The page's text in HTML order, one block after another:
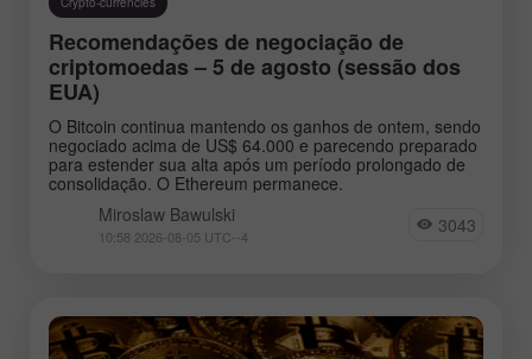
Recomendações de negociação de
criptomoedas – 5 de agosto (sessão dos
EUA)
O Bitcoin continua mantendo os ganhos de ontem, sendo
negociado acima de US$ 64.000 e parecendo preparado
para estender sua alta após um período prolongado de
consolidação. O Ethereum permanece.
Miroslaw Bawulski
10:58 2026-08-05 UTC--4 3043